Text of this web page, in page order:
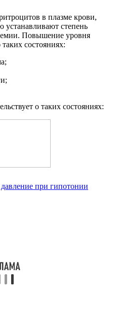
в плазме крови,
устанавливают степень
Повышение уровня
таких состояниях:
о таких состояниях:
при гипотонии